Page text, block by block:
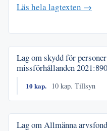
Läs hela lagtexten →
Lag om skydd för
missförhållanden2021:890
10 kap. 10 kap. Tillsyn
Lag om Allmänna